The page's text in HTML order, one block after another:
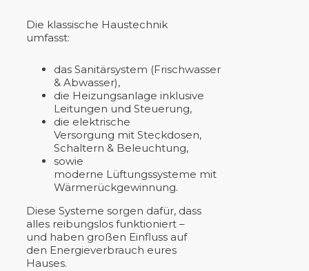
Die klassische Haustechnik
umfasst:
das Sanitärsystem (Frischwasser
& Abwasser),
die Heizungsanlage inklusive
Leitungen und Steuerung,
die elektrische
Versorgung mit Steckdosen,
Schaltern & Beleuchtung,
sowie
moderne Lüftungssysteme mit
Wärmerückgewinnung.
Diese Systeme sorgen dafür, dass
alles reibungslos funktioniert –
und haben großen Einfluss auf
den Energieverbrauch eures
Hauses.